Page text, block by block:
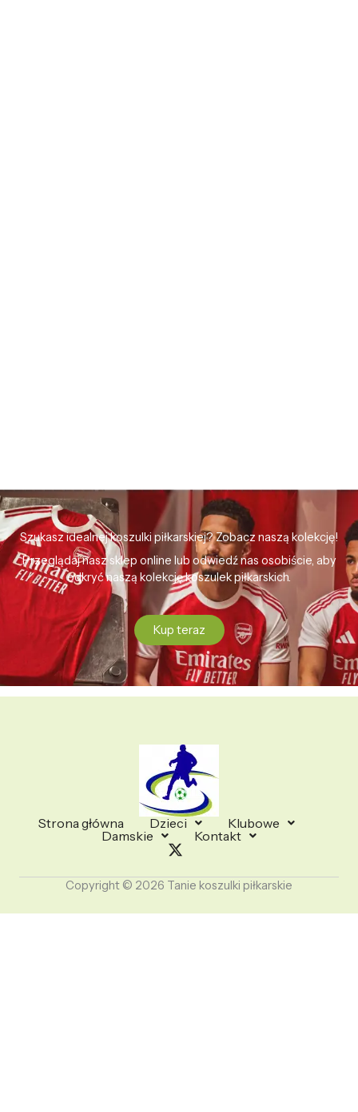
Szukasz idealnej koszulki piłkarskiej? Zobacz naszą kolekcję!
Przeglądaj nasz sklep online lub odwiedź nas osobiście, aby
odkryć naszą kolekcję koszulek piłkarskich.
Kup teraz
Strona główna Dzieci
Klubowe
Damskie
Kontakt
Copyright © 2026 Tanie koszulki piłkarskie